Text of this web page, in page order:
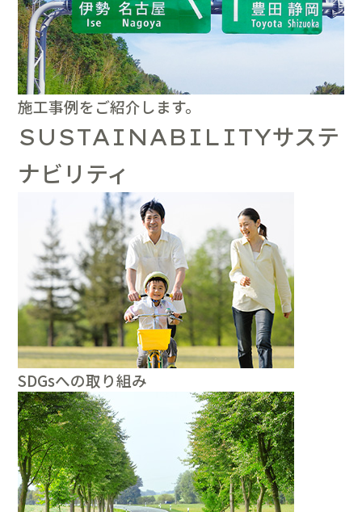
施工事例をご紹介します。
SUSTAINABILITYサステ
ナビリティ
SDGsへの取り組み